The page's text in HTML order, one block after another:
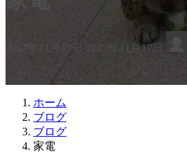
2017年11月17日
終
2017年11月17日
ホーム
ブログ
ブログ
家電